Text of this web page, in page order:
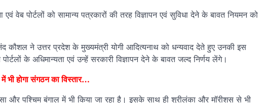
वेब पोर्टलों को सामान्य पत्रकारों की तरह विज्ञापन एवं सुविधा देने के बावत नियमन को
कौशल ने उत्तर प्रदेश के मुख्यमंत्री योगी आदित्यनाथ को धन्यवाद देते हुए उनकी इस
के अधिमान्यता एवं उन्हें सरकारी विज्ञापन देने के बावत जल्द निर्णय लेंगे।
भी होगा संगठन का विस्तार…
और पश्चिम बंगाल में भी किया जा रहा है। इसके साथ ही श्रीलंका और मॉरीशस से भी